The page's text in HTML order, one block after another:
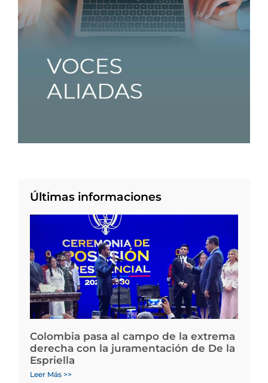
Últimas informaciones
Colombia pasa al campo de la extrema
derecha con la juramentación de De la
Espriella
Leer Más >>